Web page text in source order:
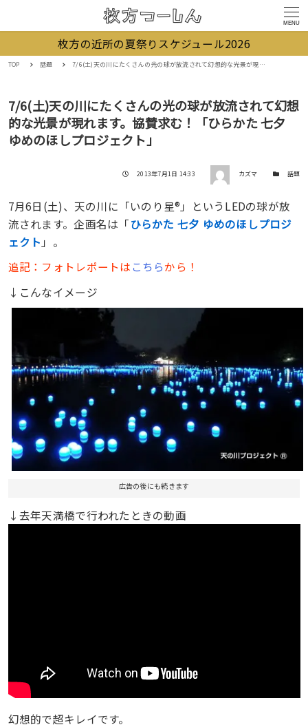
MENU
枚方の近所の夏祭りスケジュール2026
TOP 話題 7/6(土)天の川にたくさんの光の球が放流されて幻想的な光景が現れます。協賛求む！「ひらかた 七夕 ゆめのほしプロジェクト」
7/6(土)天の川にたくさんの光の球が放流されて幻想
的な光景が現れます。協賛求む！「ひらかた 七夕
ゆめのほしプロジェクト」
投稿日
2013年7月1日 14:33 著者 カズマ カテゴリー
話題
7月6日(土)、天の川に「いのり星®」というLEDの球が放
流されます。企画名は「ひらかた 七夕 ゆめのほしプロジ
ェクト 」。
追記：フォトレポートは こちらから！
↓こんなイメージ
広告の後にも続きます
↓去年天満橋で行われたときの動画
幻想的で超キレイです。